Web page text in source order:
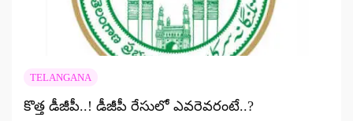
TELANGANA
కొత్త డీజీపీ..! డీజీపీ రేసులో ఎవరెవరంటే..?